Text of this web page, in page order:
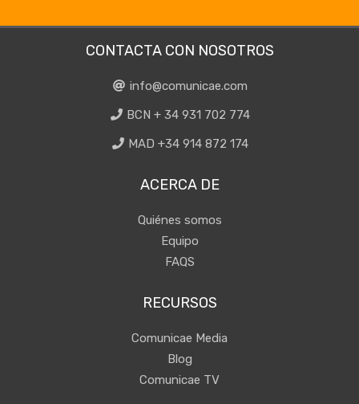
CONTACTA CON NOSOTROS
info@comunicae.com
BCN + 34 931 702 774
MAD +34 914 872 174
ACERCA DE
Quiénes somos
Equipo
FAQS
RECURSOS
Comunicae Media
Blog
Comunicae TV